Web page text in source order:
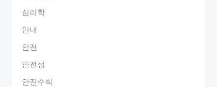
심리학
안내
안전
안전성
안전수칙